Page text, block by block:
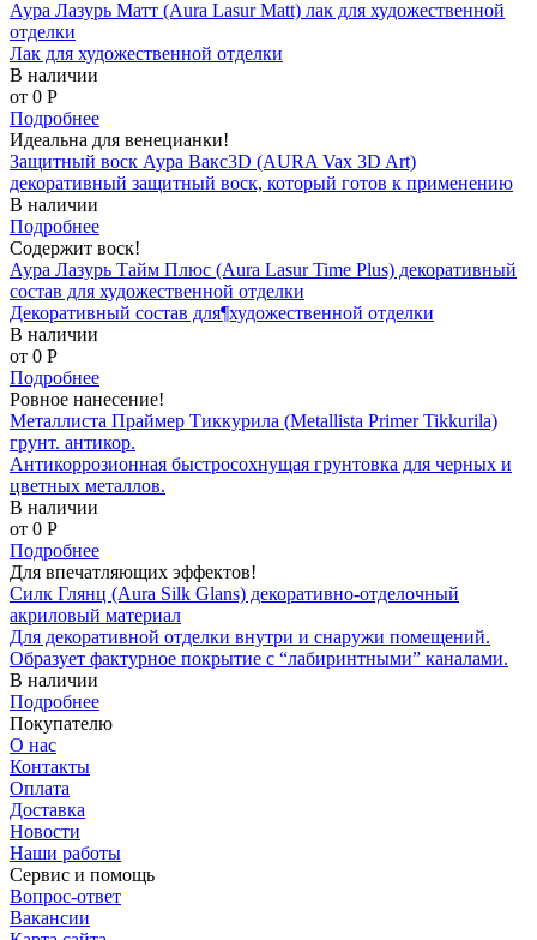
Аура Лазурь Матт (Aura Lasur Matt) лак для художественной
отделки
Лак для художественной отделки
В наличии
от 0 P
Подробнее
Идеальна для венецианки!
Защитный воск Аура Вакс3D (AURA Vax 3D Art)
декоративный защитный воск, который готов к применению
В наличии
Подробнее
Содержит воск!
Аура Лазурь Тайм Плюс (Aura Lasur Time Plus) декоративный
состав для художественной отделки
Декоративный состав для¶художественной отделки
В наличии
от 0 P
Подробнее
Ровное нанесение!
Металлиста Праймер Тиккурила (Metallista Primer Tikkurila)
грунт. антикор.
Антикоррозионная быстросохнущая грунтовка для черных и
цветных металлов.
В наличии
от 0 P
Подробнее
Для впечатляющих эффектов!
Силк Глянц (Aura Silk Glans) декоративно-отделочный
акриловый материал
Для декоративной отделки внутри и снаружи помещений.
Образует фактурное покрытие с “лабиринтными” каналами.
В наличии
Подробнее
Покупателю
О нас
Контакты
Оплата
Доставка
Новости
Наши работы
Сервис и помощь
Вопрос-ответ
Вакансии